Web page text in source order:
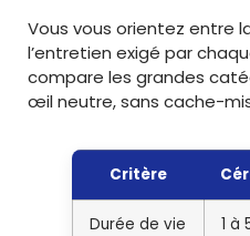
Vous vous orientez entre
l’entretien exigé par
compare les grandes
œil neutre, sans cache-
Critère
Durée de vie 1 à